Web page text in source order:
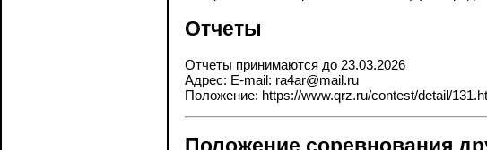
Отчеты
Отчеты принимаются до 23.03.2026
Адрес: E-mail: ra4ar@mail.ru
Положение: https://www.qrz.ru/contest/detail/